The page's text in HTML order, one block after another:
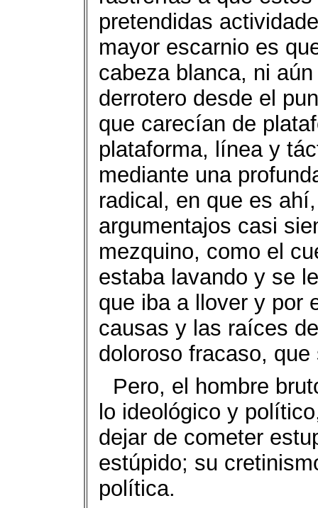
pretendidas
mayor escarnio es
cabeza blanca, ni
derrotero desde el
que carecían de
plataforma, línea y
mediante una
radical, en que es
argumentajos casi
mezquino, como el
estaba lavando y se
que iba a llover y por
causas y las raíces
doloroso fracaso,
Pero, el hombre
lo ideológico y
dejar de cometer
estúpido; su
política.